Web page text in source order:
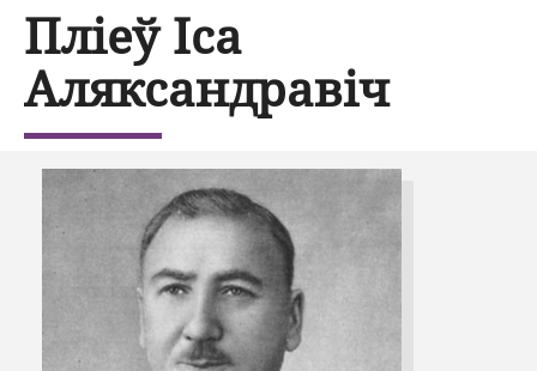
Пліеў Іса
Аляксандравіч